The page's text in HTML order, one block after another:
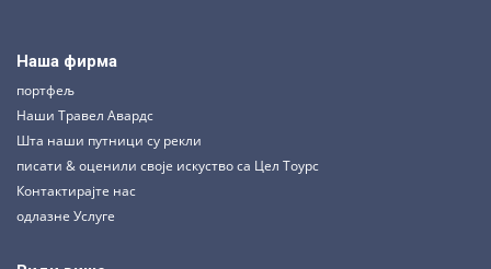
Наша фирма
портфељ
Наши Травел Авардс
Шта наши путници су рекли
писати & оценили своје искуство са Цел Тоурс
Контактирајте нас
одлазне Услуге